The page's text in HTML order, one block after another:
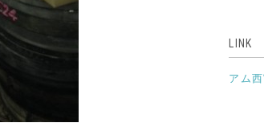
LINK
アム